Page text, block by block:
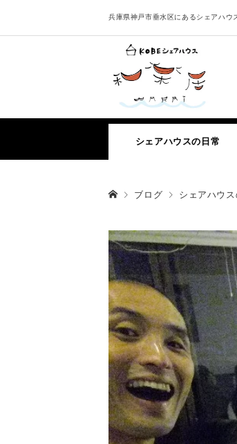
兵庫県神戸市垂水区にあるシェアハウ
シェアハウスの日常
ブログ シェアハウス